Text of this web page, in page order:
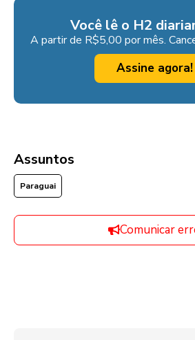
Você lê o H2
A partir de R$5,00 por mês.
Assine agora!
Assuntos
Paraguai
Comunicar